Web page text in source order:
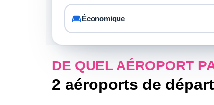
DE QUEL AÉROPORT
2 aéroports de